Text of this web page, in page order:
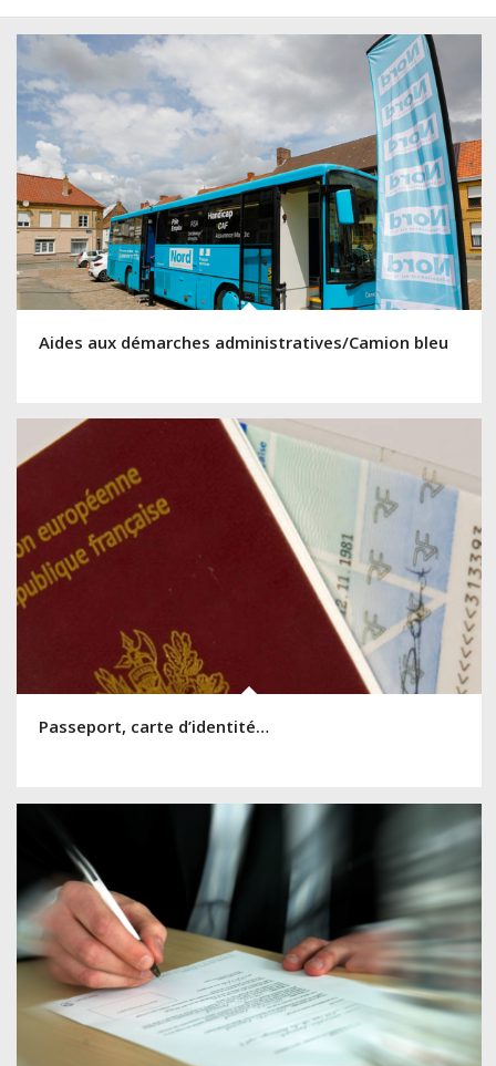
Aides aux démarches administratives/Camion bleu
Passeport, carte d’identité…